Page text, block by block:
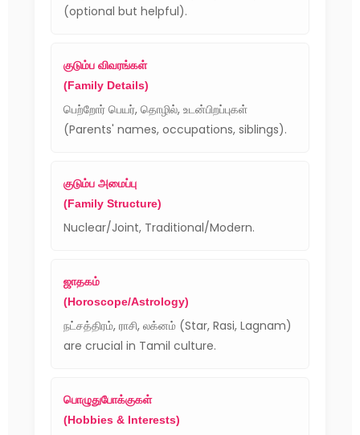
(optional but helpful).
குடும்ப விவரங்கள்
(Family Details)
பெற்றோர் பெயர், தொழில், உடன்பிறப்புகள்
(Parents' names, occupations, siblings).
குடும்ப அமைப்பு
(Family Structure)
Nuclear/Joint, Traditional/Modern.
ஜாதகம்
(Horoscope/Astrology)
நட்சத்திரம், ராசி, லக்னம் (Star, Rasi, Lagnam)
are crucial in Tamil culture.
பொழுதுபோக்குகள்
(Hobbies & Interests)